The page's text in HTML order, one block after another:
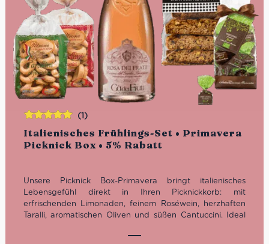
Italienisches Frühlings-Set • Primavera
Picknick Box • 5% Rabatt
(1)
Unsere Picknick Box-Primavera bringt italienisches
Lebensgefühl direkt in Ihren Picknickkorb: mit
erfrischenden Limonaden, feinem Roséwein, herzhaften
Taralli, aromatischen Oliven und süßen Cantuccini. Ideal
Selbergenießen – jetzt 5 % günstiger als im Einzelkauf!
Bewertet
mit5.00von
5